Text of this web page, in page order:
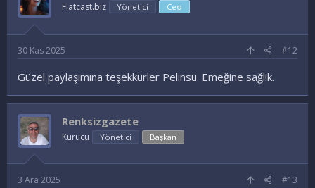
Flatcast.biz Yönetici Ceo
30 Kas 2025 #12
Güzel paylaşımına teşekkürler Pelinsu. Emeğine sağlık.
Renksizgazete
Kurucu Yönetici Başkan
3 Ara 2025 #13